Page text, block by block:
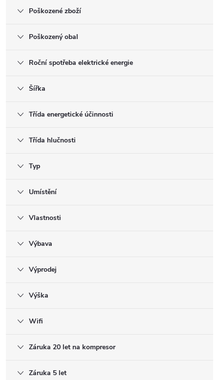
Poškozené zboží
Poškozený obal
Roční spotřeba elektrické energie
Šířka
Třída energetické účinnosti
Třída hlučnosti
Typ
Umístění
Vlastnosti
Výbava
Výprodej
Výška
Wifi
Záruka 20 let na kompresor
Záruka 5 let